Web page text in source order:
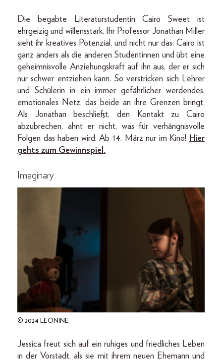
Die begabte Literaturstudentin Cairo Sweet ist
ehrgeizig und willensstark. Ihr Professor Jonathan Miller
sieht ihr kreatives Potenzial, und nicht nur das: Cairo ist
ganz anders als die anderen Studentinnen und übt eine
geheimnisvolle Anziehungskraft auf ihn aus, der er sich
nur schwer entziehen kann. So verstricken sich Lehrer
und Schülerin in ein immer gefährlicher werdendes,
emotionales Netz, das beide an ihre Grenzen bringt.
Als Jonathan beschließt, den Kontakt zu Cairo
abzubrechen, ahnt er nicht, was für verhängnisvolle
Folgen das haben wird. Ab 14. März nur im Kino! Hier
gehts zum Gewinnspiel.
Imaginary
© 2024 LEONINE
Jessica freut sich auf ein ruhiges und friedliches Leben
in der Vorstadt, als sie mit ihrem neuen Ehemann und